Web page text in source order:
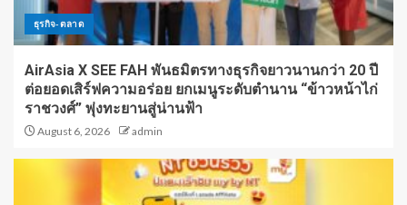
ธุรกิจ-ตลาด
AirAsia X SEE FAH พันธมิตรทางธุรกิจยาวนานกว่า 20 ปี
ต่อยอดเสิร์ฟความอร่อย ยกเมนูระดับตำนาน “ข้าวหน้าไก่
ราชวงศ์” พุ่งทะยานสู่น่านฟ้า
August 6, 2026 admin